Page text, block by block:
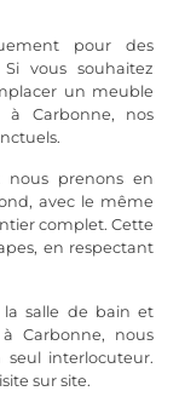
pour des
vous souhaitez
un meuble
Carbonne, nos
nous prenons en
avec le même
complet. Cette
en respectant
salle de bain et
Carbonne, nous
interlocuteur.
sur site.